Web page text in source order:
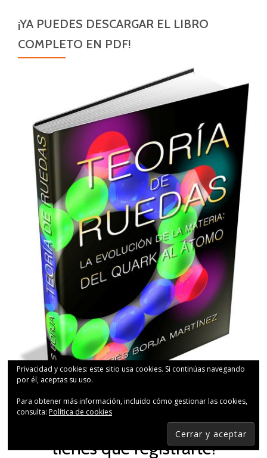
¡YA PUEDES DESCARGAR EL LIBRO
COMPLETO EN PDF!
¡Es completamente gratis y no
tienes que registrarte!
Privacidad y cookies: este sitio usa cookies. Si continúas navegando
por él, aceptas su uso.
Para obtener más información, incluido cómo gestionar las cookies,
consulta: Política de cookies